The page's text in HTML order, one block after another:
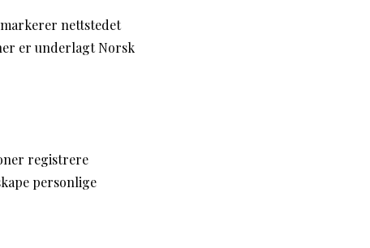
nettstedet
er underlagt Norsk
registrere
personlige